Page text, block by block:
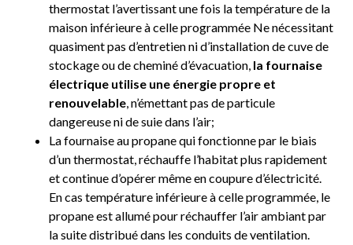
thermostat l’avertissant une fois la température de la
maison inférieure à celle programmée Ne nécessitant
quasiment pas d’entretien ni d’installation de cuve de
stockage ou de cheminé d’évacuation, la fournaise
électrique utilise une énergie propre et
renouvelable, n’émettant pas de particule
dangereuse ni de suie dans l’air;
La fournaise au propane qui fonctionne par le biais
d’un thermostat, réchauffe l’habitat plus rapidement
et continue d’opérer même en coupure d’électricité.
En cas température inférieure à celle programmée, le
propane est allumé pour réchauffer l’air ambiant par
la suite distribué dans les conduits de ventilation.